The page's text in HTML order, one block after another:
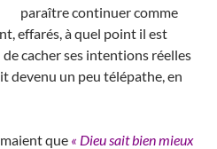
paraître continuer comme
effarés, à quel point il est
cacher ses intentions réelles
devenu un peu télépathe, en
que « Dieu sait bien mieux